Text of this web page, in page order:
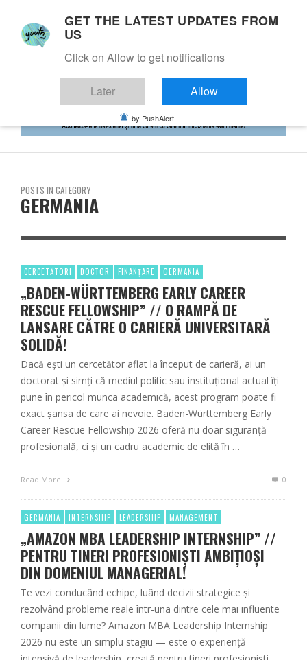
POSTS IN CATEGORY
GERMANIA
CERCETĂTORI DOCTOR FINANȚARE GERMANIA
„BADEN-WÜRTTEMBERG EARLY CAREER
RESCUE FELLOWSHIP” // O RAMPĂ DE
LANSARE CĂTRE O CARIERĂ UNIVERSITARĂ
SOLIDĂ!
Dacă ești un cercetător aflat la început de carieră, ai un
doctorat și simți că mediul politic sau instituțional actual îți
pune în pericol munca academică, acest program poate fi
exact șansa de care ai nevoie. Baden-Württemberg Early
Career Rescue Fellowship 2026 oferă nu doar siguranță
profesională, ci și un cadru academic de elită în …
Read More 0
GERMANIA INTERNSHIP LEADERSHIP MANAGEMENT
„AMAZON MBA LEADERSHIP INTERNSHIP” //
PENTRU TINERI PROFESIONIȘTI AMBIȚIOȘI
DIN DOMENIUL MANAGERIAL!
Te vezi conducând echipe, luând decizii strategice și
rezolvând probleme reale într-una dintre cele mai influente
companii din lume? Amazon MBA Leadership Internship
2026 nu este un simplu stagiu — este o experiență
GET THE LATEST UPDATES FROM
US
Click on Allow to get notifications
Later Allow
by PushAlert